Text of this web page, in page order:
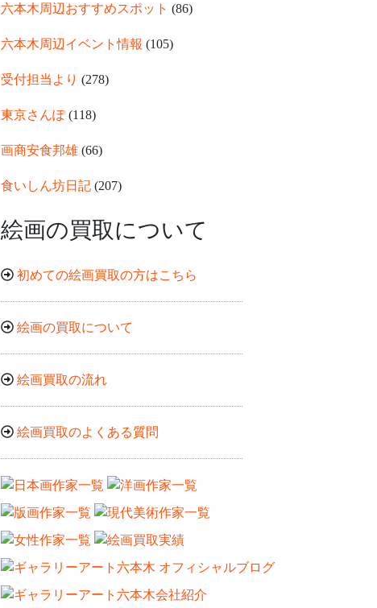
六本木周辺おすすめスポット (86)
六本木周辺イベント情報 (105)
受付担当より (278)
東京さんぽ(118)
画商安食邦雄 (66)
食いしん坊日記 (207)
絵画の買取について
初めての絵画買取の方はこちら
絵画の買取について
絵画買取の流れ
絵画買取のよくある質問